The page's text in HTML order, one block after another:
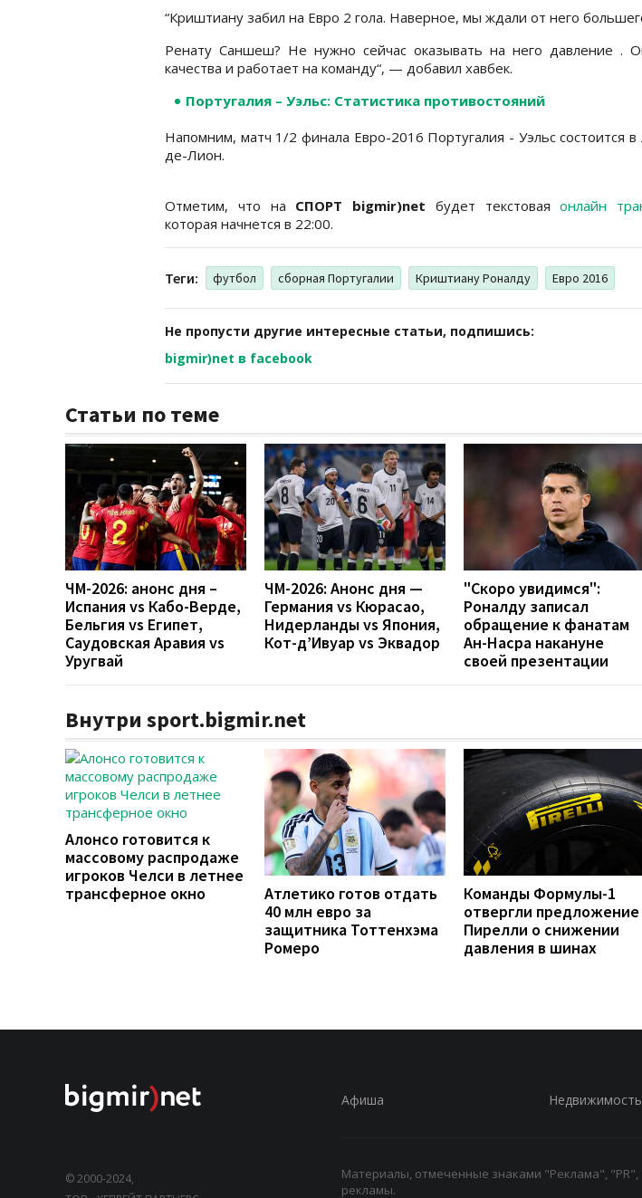
“Криштиану забил на Евро 2 гола. Наверное, мы ждали от него
Ренату Саншеш? Не нужно сейчас оказывать на него давление .
качества и работает на команду“, — добавил хавбек.
Португалия – Уэльс: Статистика противостояний
Напомним, матч 1/2 финала Евро-2016 Португалия - Уэльс состоится
де-Лион.
Отметим, что на СПОРТ bigmir)net будет текстоваяонлайн
которая начнется в 22:00.
Теги: футбол сборная Португалии Криштиану Роналду Евро 2016
Не пропусти другие интересные статьи, подпишись:
bigmir)net в facebook
Статьи по теме
ЧМ-2026: анонс дня –
Испания vs Кабо-Верде,
Бельгия vs Египет,
Саудовская Аравия vs
Уругвай
ЧМ-2026: Анонс дня —
Германия vs Кюрасао,
Нидерланды vs Япония,
Кот-д’Ивуар vs Эквадор
"Скоро увидимся":
Роналду записал
обращение к фанатам
Ан-Насра накануне
своей презентации
Внутри sport.bigmir.net
Алонсо готовится к
массовому распродаже
игроков Челси в летнее
трансферное окно
Атлетико готов отдать
40 млн евро за
защитника Тоттенхэма
Ромеро
Команды Формулы-1
отвергли предложение
Пирелли о снижении
давления в шинах
© 2000-2024,
Афиша Недвижимость
Материалы, отмеченные знаками "Реклама",
рекламы.